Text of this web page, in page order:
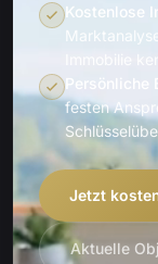
Kostenlose
Immobilie
Persönliche
festen
Jetzt
Aktuelle